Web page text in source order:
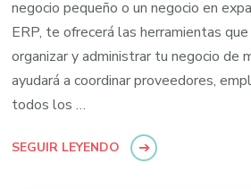
negocio pequeño o un negocio en
ERP, te ofrecerá las herramientas
organizar y administrar tu negocio de
ayudará a coordinar proveedores,
todos los …
SEGUIR LEYENDO